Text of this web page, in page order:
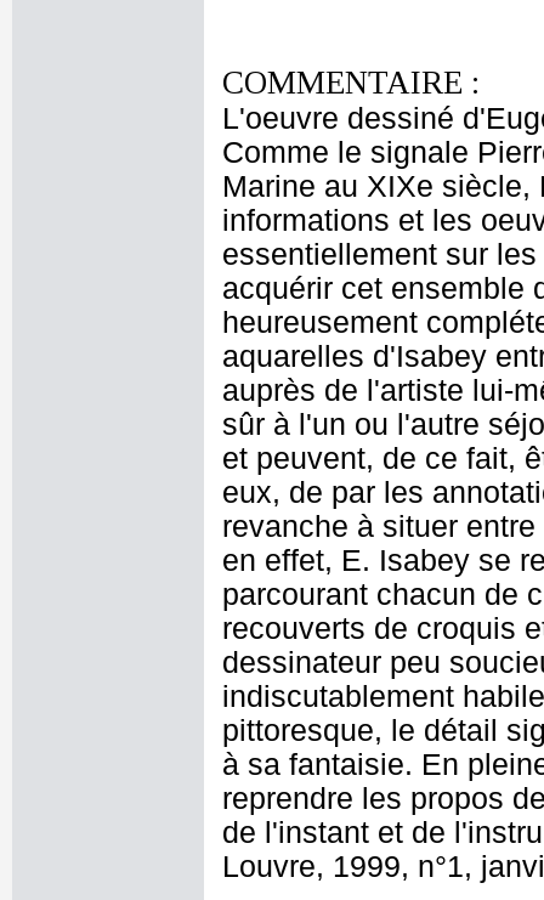
COMMENTAIRE :
L'oeuvre dessiné
Comme le signale
Marine au XIXe
informations et les
essentiellement sur
acquérir cet ensemble
heureusement
aquarelles d'Isabey
auprès de l'artiste lui-
sûr à l'un ou l'autre
et peuvent, de ce fait,
eux, de par les
revanche à situer
en effet, E. Isabey se
parcourant chacun de
recouverts de croquis
dessinateur peu
indiscutablement
pittoresque, le détail
à sa fantaisie. En
reprendre les propos
de l'instant et de
Louvre, 1999, n°1,